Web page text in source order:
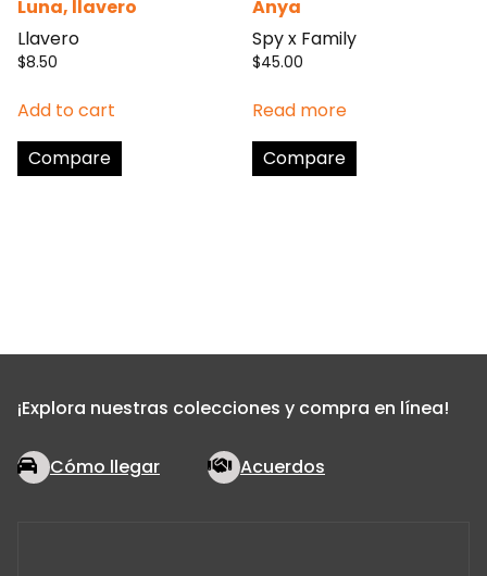
Luna, llavero
Llavero
$8.50
Add to cart
Compare
Anya
Spy x Family
$45.00
Read more
Compare
¡Explora nuestras colecciones y compra en línea!
Cómo llegar Acuerdos